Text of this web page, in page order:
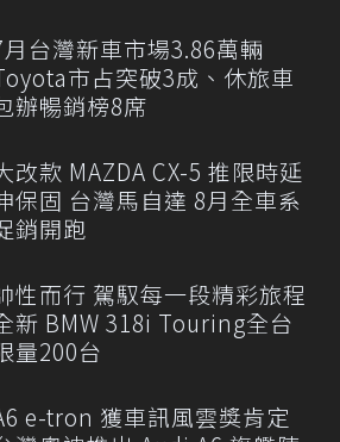
月台灣新車市場3.86萬輛
市占突破3成、休旅車
辦暢銷榜8席
改款 MAZDA CX-5 推限時延
保固 台灣馬自達 8月全車系
銷開跑
性而行 駕馭每一段精彩旅程
新 BMW 318i Touring全台
量200台
e-tron 獲車訊風雲獎肯定